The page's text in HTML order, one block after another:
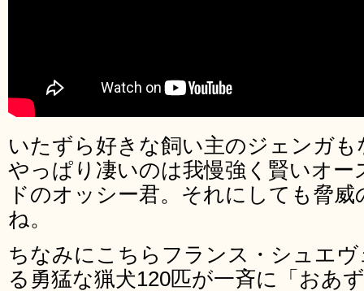
いたずら好きな飼い主のジェンガ
やっぱり凄いのは我慢強く賢いオ
ドのオッシー君。それにしても脅
ね。
ちなみにこちらフランス・シュエ
る勇猛な猟犬120匹が一斉に「おあ